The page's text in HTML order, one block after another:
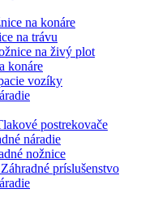
na konáre
na trávu
na živý plot
konáre
vozíky
postrekovače
náradie
nožnice
Záhradné príslušenstvo